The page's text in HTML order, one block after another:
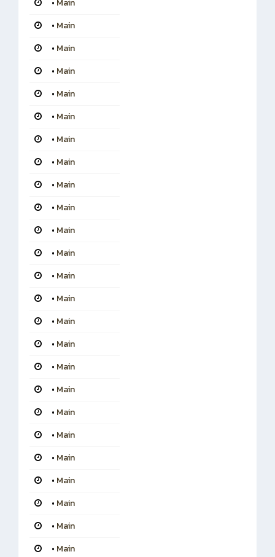
• Main
• Main
• Main
• Main
• Main
• Main
• Main
• Main
• Main
• Main
• Main
• Main
• Main
• Main
• Main
• Main
• Main
• Main
• Main
• Main
• Main
• Main
• Main
• Main
• Main